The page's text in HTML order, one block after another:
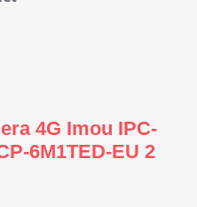
4G Imou IPC-
6M1TED-EU 2